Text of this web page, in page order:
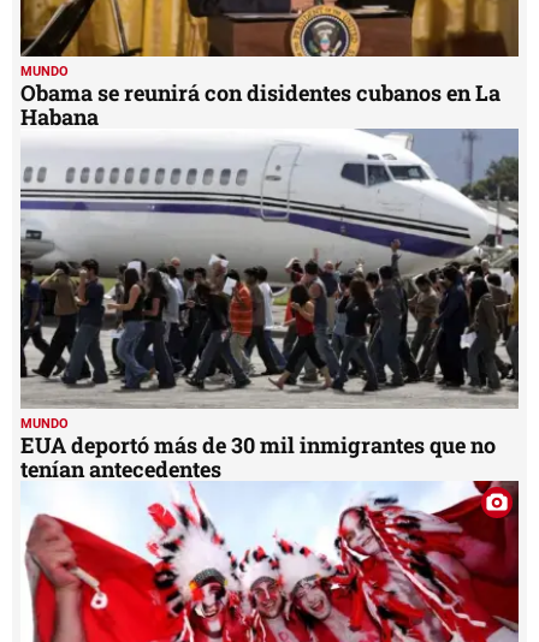
MUNDO
Obama se reunirá con disidentes cubanos en La
Habana
MUNDO
EUA deportó más de 30 mil inmigrantes que no
tenían antecedentes